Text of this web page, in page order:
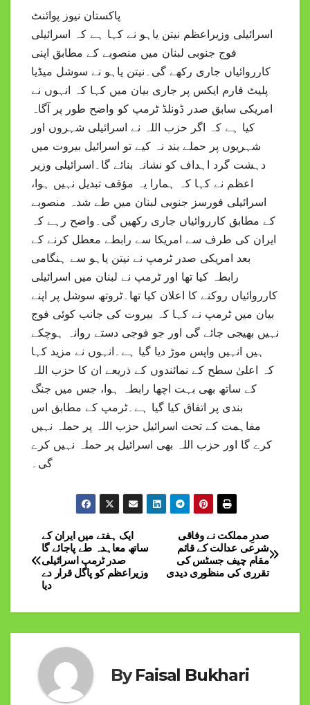
پاکستان نیوز پوائنٹ
اسرائیلی وزیراعظم نیتن یاہو نے کہا ہے کہ اسرائیلی
فوج جنوبی لبنان میں منصوبے کے مطابق اپنی
کارروائیاں جاری رکھے گی۔نیتن یاہو نے سوشل میڈیا
پلیٹ فارم ایکس پر جاری بیان میں کہا کہ انہوں نے
امریکی سابق صدر ڈونلڈ ٹرمپ کو واضح طور پر آگاہ
کیا ہے کہ اگر حزب اللہ نے اسرائیلی شہروں اور
شہریوں پر حملے بند نہ کیے تو اسرائیل بیروت میں
دہشت گرد اہداف کو نشانہ بنائے گا۔اسرائیلی وزیر
اعظم نے کہا کہ ہمارا یہ مؤقف تبدیل نہیں ہوا،
اسرائیلی فورسز جنوبی لبنان میں طے شدہ منصوبے
کے مطابق کارروائیاں جاری رکھیں گی۔واضح رہے کہ
ایران کی طرف سے امریکا سے رابطے معطل کرنے کے
بعد امریکی صدر ٹرمپ نے نیتن یاہو سے ہنگامی
رابطہ کیا تھا اور ٹرمپ نے لبنان میں اسرائیلی
کارروائیاں روکنے کا اعلان کیا تھا۔ٹروتھ سوشل پر اپنے
بیان میں ٹرمپ نے کہا کہ بیروت کی جانب کوئی فوج
نہیں بھیجی جائے گی اور جو فوجی دستے روانہ ہوچکے
ہیں انہیں واپس موڑ دیا گیا ہے۔انہوں نے مزید کہا
کہ اعلیٰ سطح کے نمائندوں کے ذریعے ان کا حزب اللہ
کے ساتھ بھی بہت اچھا رابطہ ہوا، جس میں جنگ
بندی پر اتفاق کیا گیا ہے۔ٹرمپ کے مطابق اس
مفاہمت کے تحت اسرائیل حزب اللہ پر حملہ نہیں
کرے گا اور حزب اللہ بھی اسرائیل پر حملہ نہیں کرے
گی۔
Post
navigation
صدرِ مملکت نے وفاقی
شرعی عدالت کے قائم
مقام چیف جسٹس کی
تقرری کی منظوری دیدی
ایک ہفتے میں ایران کے
ساتھ معاہدہ طے پاجائے گا
صدر ٹرمپ اسرائیلی
وزیراعظم کو پاگل قرار دے
دیا
ByFaisal Bukhari